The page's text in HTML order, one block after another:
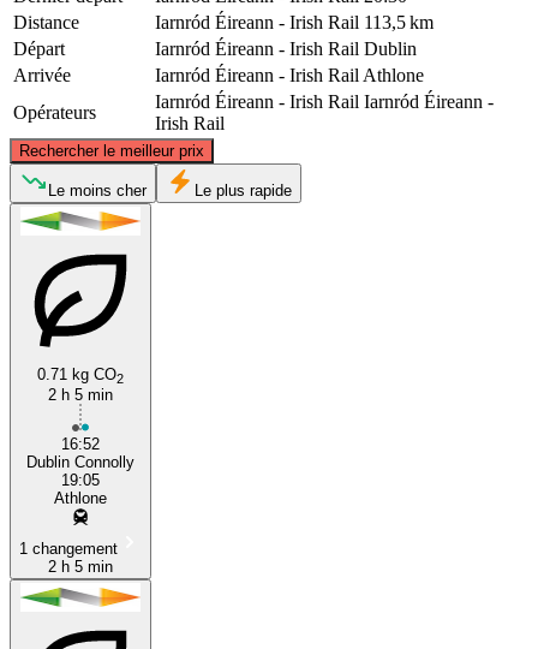
Distance
Iarnród Éireann - Irish Rail 113,5 km
Départ
Iarnród Éireann - Irish Rail Dublin
Arrivée
Iarnród Éireann - Irish Rail Athlone
Opérateurs
Iarnród Éireann - Irish Rail Iarnród Éireann -
Irish Rail
Rechercher le meilleur prix
Athlone
Le moins cher Le plus rapide
0.71 kg CO2
2 h 5 min
16:52
Dublin Connolly
19:05
Athlone
1 changement
2 h 5 min